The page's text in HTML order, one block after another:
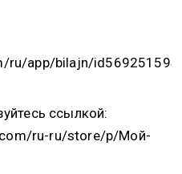
ru/app/bilajn/
ссылкой:
ru-ru/store/p/Мой-